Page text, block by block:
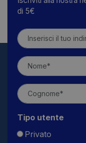
di 5€
Tipo utente
Privato